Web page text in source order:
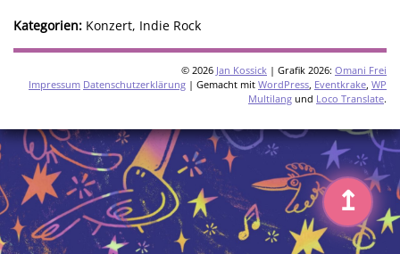
Kategorien: Konzert, Indie Rock
© 2026 Jan Kossick | Grafik 2026: Omani Frei
Impressum Datenschutzerklärung | Gemacht mit WordPress Eventkrake WP
Multilang und Loco Translate.
↥